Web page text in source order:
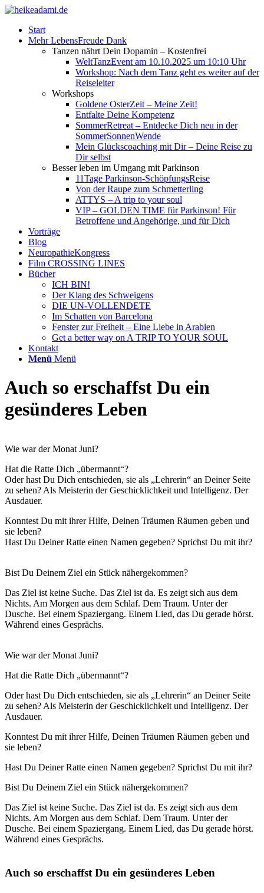
Start
Mehr LebensFreude Dank
Tanzen nährt Dein Dopamin – Kostenfrei
WeltTanzEvent am 10.10.2025 um 10:10 Uhr
Workshop: Nach dem Tanz geht es weiter auf der
Reiseleiter
Workshops
Goldene OsterZeit – Meine Zeit!
Entfalte Deine Kompetenz
SommerRetreat – Entdecke Dich neu in der
SommerSonnenWende
Mein Glückscoaching mit Dir – Deine Reise zu
Dir selbst
Besser leben im Umgang mit Parkinson
11Tage Parkinson-SchöpfungsReise
Von der Raupe zum Schmetterling
ATTYS – A trip to your soul
VIP – GOLDEN TIME für Parkinson! Für
Betroffene und Angehörige, und für Dich
Vorträge
Blog
NeuropathieKongress
Film CROSSING LINES
Bücher
ICH BIN!
Der Klang des Schweigens
DIE UN-VOLLENDETE
Im Schatten von Barcelona
Fenster zur Freiheit – Eine Liebe in Arabien
Get a better way on A TRIP TO YOUR SOUL
Kontakt
Menü Menü
Auch so erschaffst Du ein
gesünderes Leben
Wie war der Monat Juni?
Hat die Ratte Dich „übermannt“?
Oder hast Du Dich entschieden, sie als „Lehrerin“ an Deiner Seite
zu sehen? Als Meisterin der Geschicklichkeit und Intelligenz. Der
Ausdauer.
Konntest Du mit ihrer Hilfe, Deinen Träumen Räumen geben und
sie leben?
Hast Du Deiner Ratte einen Namen gegeben? Sprichst Du mit ihr?
Bist Du Deinem Ziel ein Stück nähergekommen?
Das Ziel ist keine Suche. Das Ziel ist da. Es zeigt sich aus dem
Nichts. Am Morgen aus dem Schlaf. Dem Traum. Unter der
Dusche. Bei einem Spaziergang. Einem Lied, das Du gerade hörst.
Während eines Gesprächs.
Wie war der Monat Juni?
Hat die Ratte Dich „übermannt“?
Oder hast Du Dich entschieden, sie als „Lehrerin“ an Deiner Seite
zu sehen? Als Meisterin der Geschicklichkeit und Intelligenz. Der
Ausdauer.
Konntest Du mit ihrer Hilfe, Deinen Träumen Räumen geben und
sie leben?
Hast Du Deiner Ratte einen Namen gegeben? Sprichst Du mit ihr?
Bist Du Deinem Ziel ein Stück nähergekommen?
Das Ziel ist keine Suche. Das Ziel ist da. Es zeigt sich aus dem
Nichts. Am Morgen aus dem Schlaf. Dem Traum. Unter der
Dusche. Bei einem Spaziergang. Einem Lied, das Du gerade hörst.
Während eines Gesprächs.
Auch so erschaffst Du ein gesünderes Leben